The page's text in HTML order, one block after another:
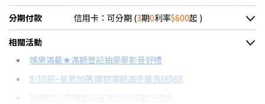
分期付款 信用卡：可分期 (3期0利率$600起 )
＊實際可分期數、適用利率，請以購物車顯示為主
信用卡分期
分期數 每期金額 配合銀行/業者
相關活動
娛樂滿載★滿額登記抽豪華影音好禮
8/10前~爸氣加碼 購物滿額滿件最高送$68
8月限定~首購登記最高領$888電子禮券